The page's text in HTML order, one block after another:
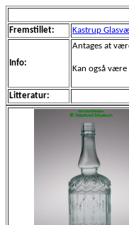
Fremstillet:
Kastrup
Info:
Antages at
Kan også
Litteratur: